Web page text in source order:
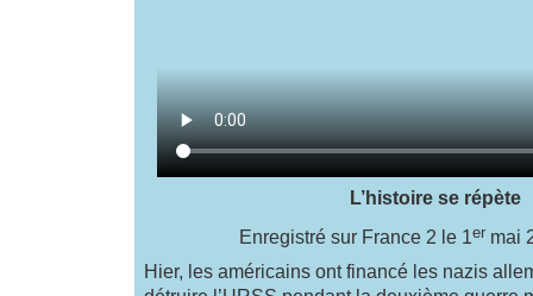
L’histoire se répète
Enregistré sur France 2 le 1ermai
Hier, les américains ont financé les nazis